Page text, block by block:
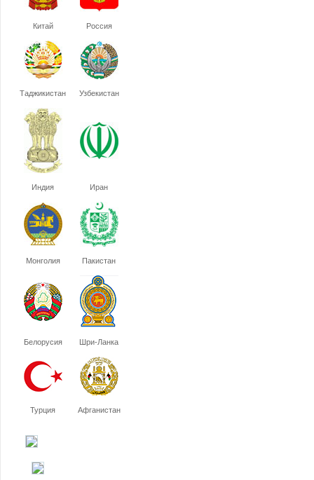
Китай Россия
Таджикистан Узбекистан
Индия Иран
Монголия Пакистан
Белорусия Шри-Ланка
Турция Афганистан